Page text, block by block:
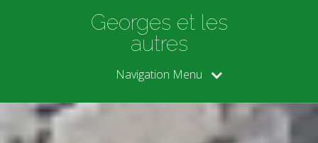
Georges et les
autres
Navigation Menu